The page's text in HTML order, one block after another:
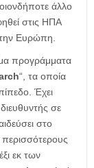
άλλο
στις ΗΠΑ
Ευρώπη.
προγράμματα
“, τα οποία
Έχει
σε
στο
περισσότερους
εκ των